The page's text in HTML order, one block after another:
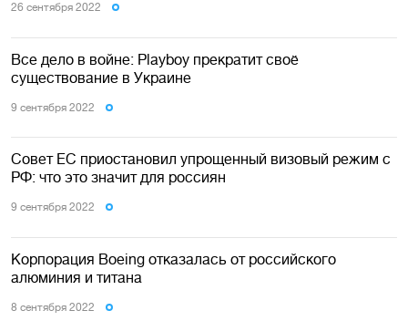
26 сентября 2022
Все дело в войне: Playboy прекратит своё
существование в Украине
9 сентября 2022
Совет ЕС приостановил упрощенный визовый режим с
РФ: что это значит для россиян
9 сентября 2022
Корпорация Boeing отказалась от российского
алюминия и титана
8 сентября 2022